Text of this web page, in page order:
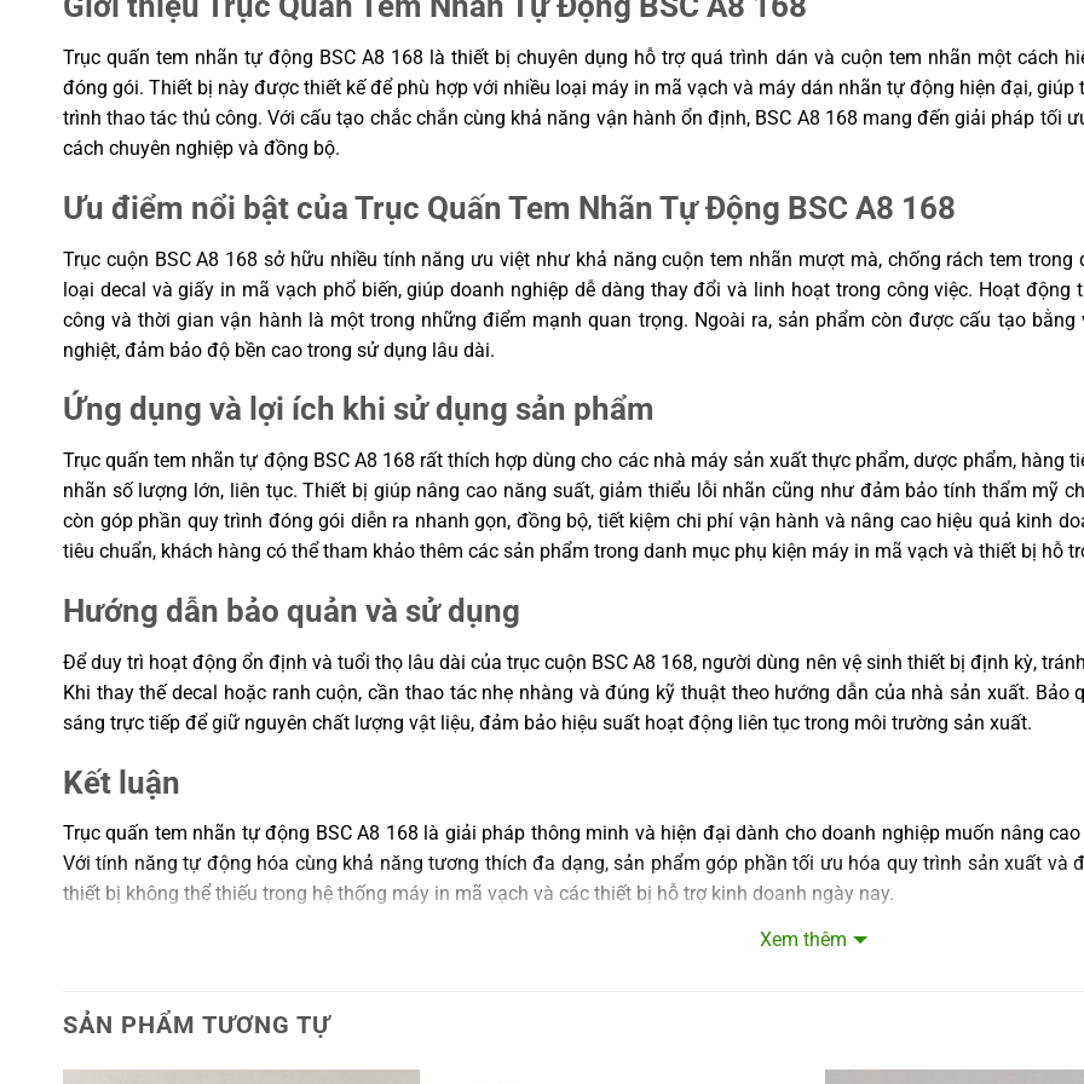
Trục quấn tem nhãn tự động BSC A8 168 là thiết bị chuyên dụng hỗ trợ quá trình dán và cuộn tem nhãn một cách
đóng gói. Thiết bị này được thiết kế để phù hợp với nhiều loại máy in mã vạch và máy dán nhãn tự động hiện đại,
trình thao tác thủ công. Với cấu tạo chắc chắn cùng khả năng vận hành ổn định, BSC A8 168 mang đến giải pháp tối
cách chuyên nghiệp và đồng bộ.
Ưu điểm nổi bật của Trục Quấn Tem Nhãn Tự Động BSC A8 168
Trục cuộn BSC A8 168 sở hữu nhiều tính năng ưu việt như khả năng cuộn tem nhãn mượt mà, chống rách tem
loại decal và giấy in mã vạch phổ biến, giúp doanh nghiệp dễ dàng thay đổi và linh hoạt trong công việc. Hoạt
công và thời gian vận hành là một trong những điểm mạnh quan trọng. Ngoài ra, sản phẩm còn được cấu tạo
nghiệt, đảm bảo độ bền cao trong sử dụng lâu dài.
Ứng dụng và lợi ích khi sử dụng sản phẩm
Trục quấn tem nhãn tự động BSC A8 168 rất thích hợp dùng cho các nhà máy sản xuất thực phẩm, dược phẩm, hàng
nhãn số lượng lớn, liên tục. Thiết bị giúp nâng cao năng suất, giảm thiểu lỗi nhãn cũng như đảm bảo tính thẩm mỹ
còn góp phần quy trình đóng gói diễn ra nhanh gọn, đồng bộ, tiết kiệm chi phí vận hành và nâng cao hiệu quả kinh
tiêu chuẩn, khách hàng có thể tham khảo thêm các sản phẩm trong danh mục phụ kiện máy in mã vạch và thiết bị hỗ
Hướng dẫn bảo quản và sử dụng
Để duy trì hoạt động ổn định và tuổi thọ lâu dài của trục cuộn BSC A8 168, người dùng nên vệ sinh thiết bị định kỳ,
Khi thay thế decal hoặc ranh cuộn, cần thao tác nhẹ nhàng và đúng kỹ thuật theo hướng dẫn của nhà sản xuất.
sáng trực tiếp để giữ nguyên chất lượng vật liệu, đảm bảo hiệu suất hoạt động liên tục trong môi trường sản xuất.
Kết luận
Trục quấn tem nhãn tự động BSC A8 168 là giải pháp thông minh và hiện đại dành cho doanh nghiệp muốn nâng
Với tính năng tự động hóa cùng khả năng tương thích đa dạng, sản phẩm góp phần tối ưu hóa quy trình sản xuất và
thiết bị không thể thiếu trong hệ thống máy in mã vạch và các thiết bị hỗ trợ kinh doanh ngày nay.
– Thương hiệu phân phối các thiết bị hỗ trợ kinh doanh, bán hàng tốt nhất.
Email hỗ trợ: support@vincode.com.vn
Địa chỉ: Tầng 21 Capital Tower 109 Trần Hưng Đạo, Phường Cửa Nam, Thành phố Hà Nội, Việt Nam
Xem thêm
SẢN PHẨM TƯƠNG TỰ